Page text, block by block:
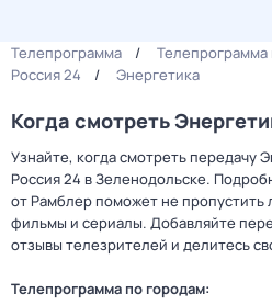
Телепрограмма
Телепрограмма
Россия 24
Энергетика
Когда смотреть
Узнайте, когда смотреть передачу
Россия 24 в Зеленодольске.
от Рамблер поможет не
фильмы и сериалы. Добавляйте
отзывы телезрителей и делитесь
Телепрограмма по городам: